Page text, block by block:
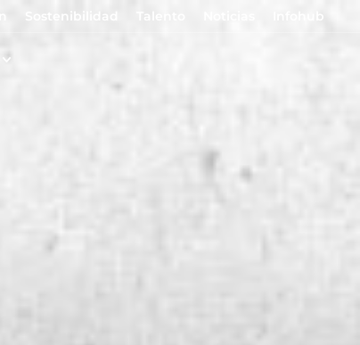
Sostenibilidad